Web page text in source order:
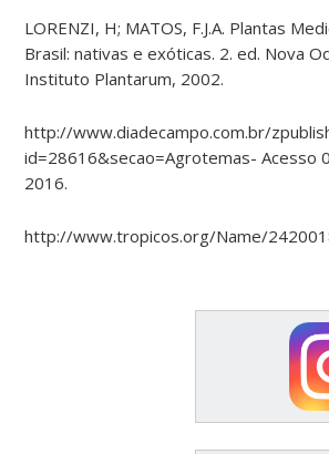
LORENZI, H; MATOS, F.J.A. Plantas
Brasil: nativas e exóticas. 2. ed. Nova
Instituto Plantarum, 2002.
http://www.diadecampo.com.br/
id=28616&secao=Agrotemas- Acesso
2016.
http://www.tropicos.org/Name/